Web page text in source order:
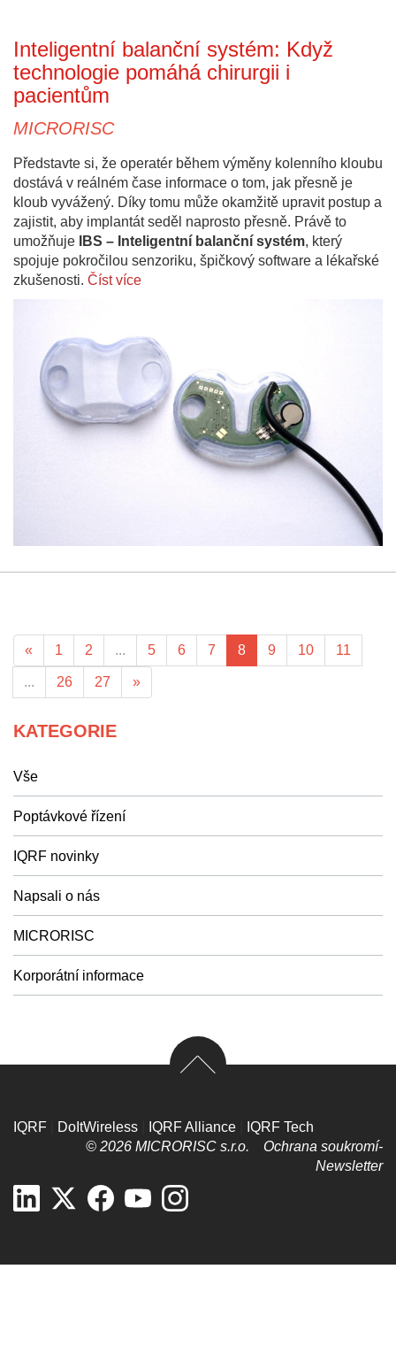
Inteligentní balanční systém: Když
technologie pomáhá chirurgii i
pacientům
MICRORISC
Představte si, že operatér během výměny kolenního kloubu
dostává v reálném čase informace o tom, jak přesně je
kloub vyvážený. Díky tomu může okamžitě upravit postup a
zajistit, aby implantát seděl naprosto přesně. Právě to
umožňuje
IBS – Inteligentní balanční systém, který
spojuje pokročilou senzoriku, špičkový software a lékařské
zkušenosti. Číst více
« 1 2 ... 5 6 7 8 9 10 11
... 26 27 »
KATEGORIE
Vše
Poptávkové řízení
IQRF novinky
Napsali o nás
MICRORISC
Korporátní informace
IQRF DoItWireless IQRF Alliance
IQRF Tech
© 2026 MICRORISC s.r.o. Ochrana soukromí­
Newsletter